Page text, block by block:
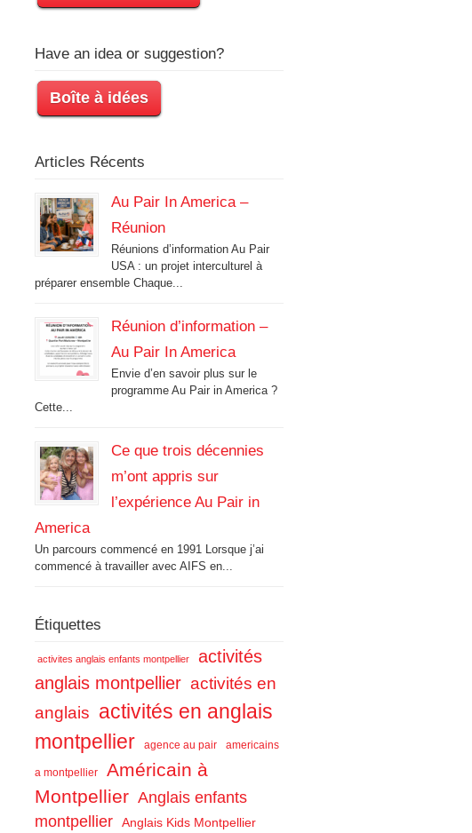
Have an idea or suggestion?
Boîte à idées
Articles Récents
Au Pair In America –
Réunion
Réunions d’information Au Pair
USA : un projet interculturel à
préparer ensemble Chaque...
Réunion d’information –
Au Pair In America
Envie d’en savoir plus sur le
programme Au Pair in America ?
Cette...
Ce que trois décennies
m’ont appris sur
l’expérience Au Pair in
America
Un parcours commencé en 1991 Lorsque j’ai
commencé à travailler avec AIFS en...
Étiquettes
activites anglais enfants montpellier
activités
anglais montpellier activités en
anglais activités en anglais
montpellier
agence au pair americains
a montpellier
Américain à
Montpellier Anglais enfants
montpellier
Anglais Kids Montpellier